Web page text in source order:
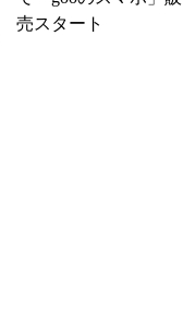
売スタート